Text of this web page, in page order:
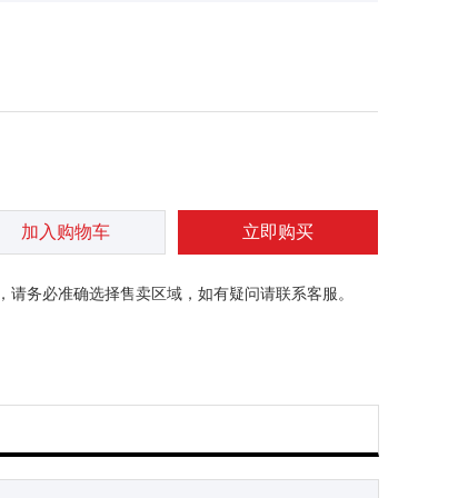
立即购买
加入购物车
务必准确选择售卖区域，如有疑问请联系客服。